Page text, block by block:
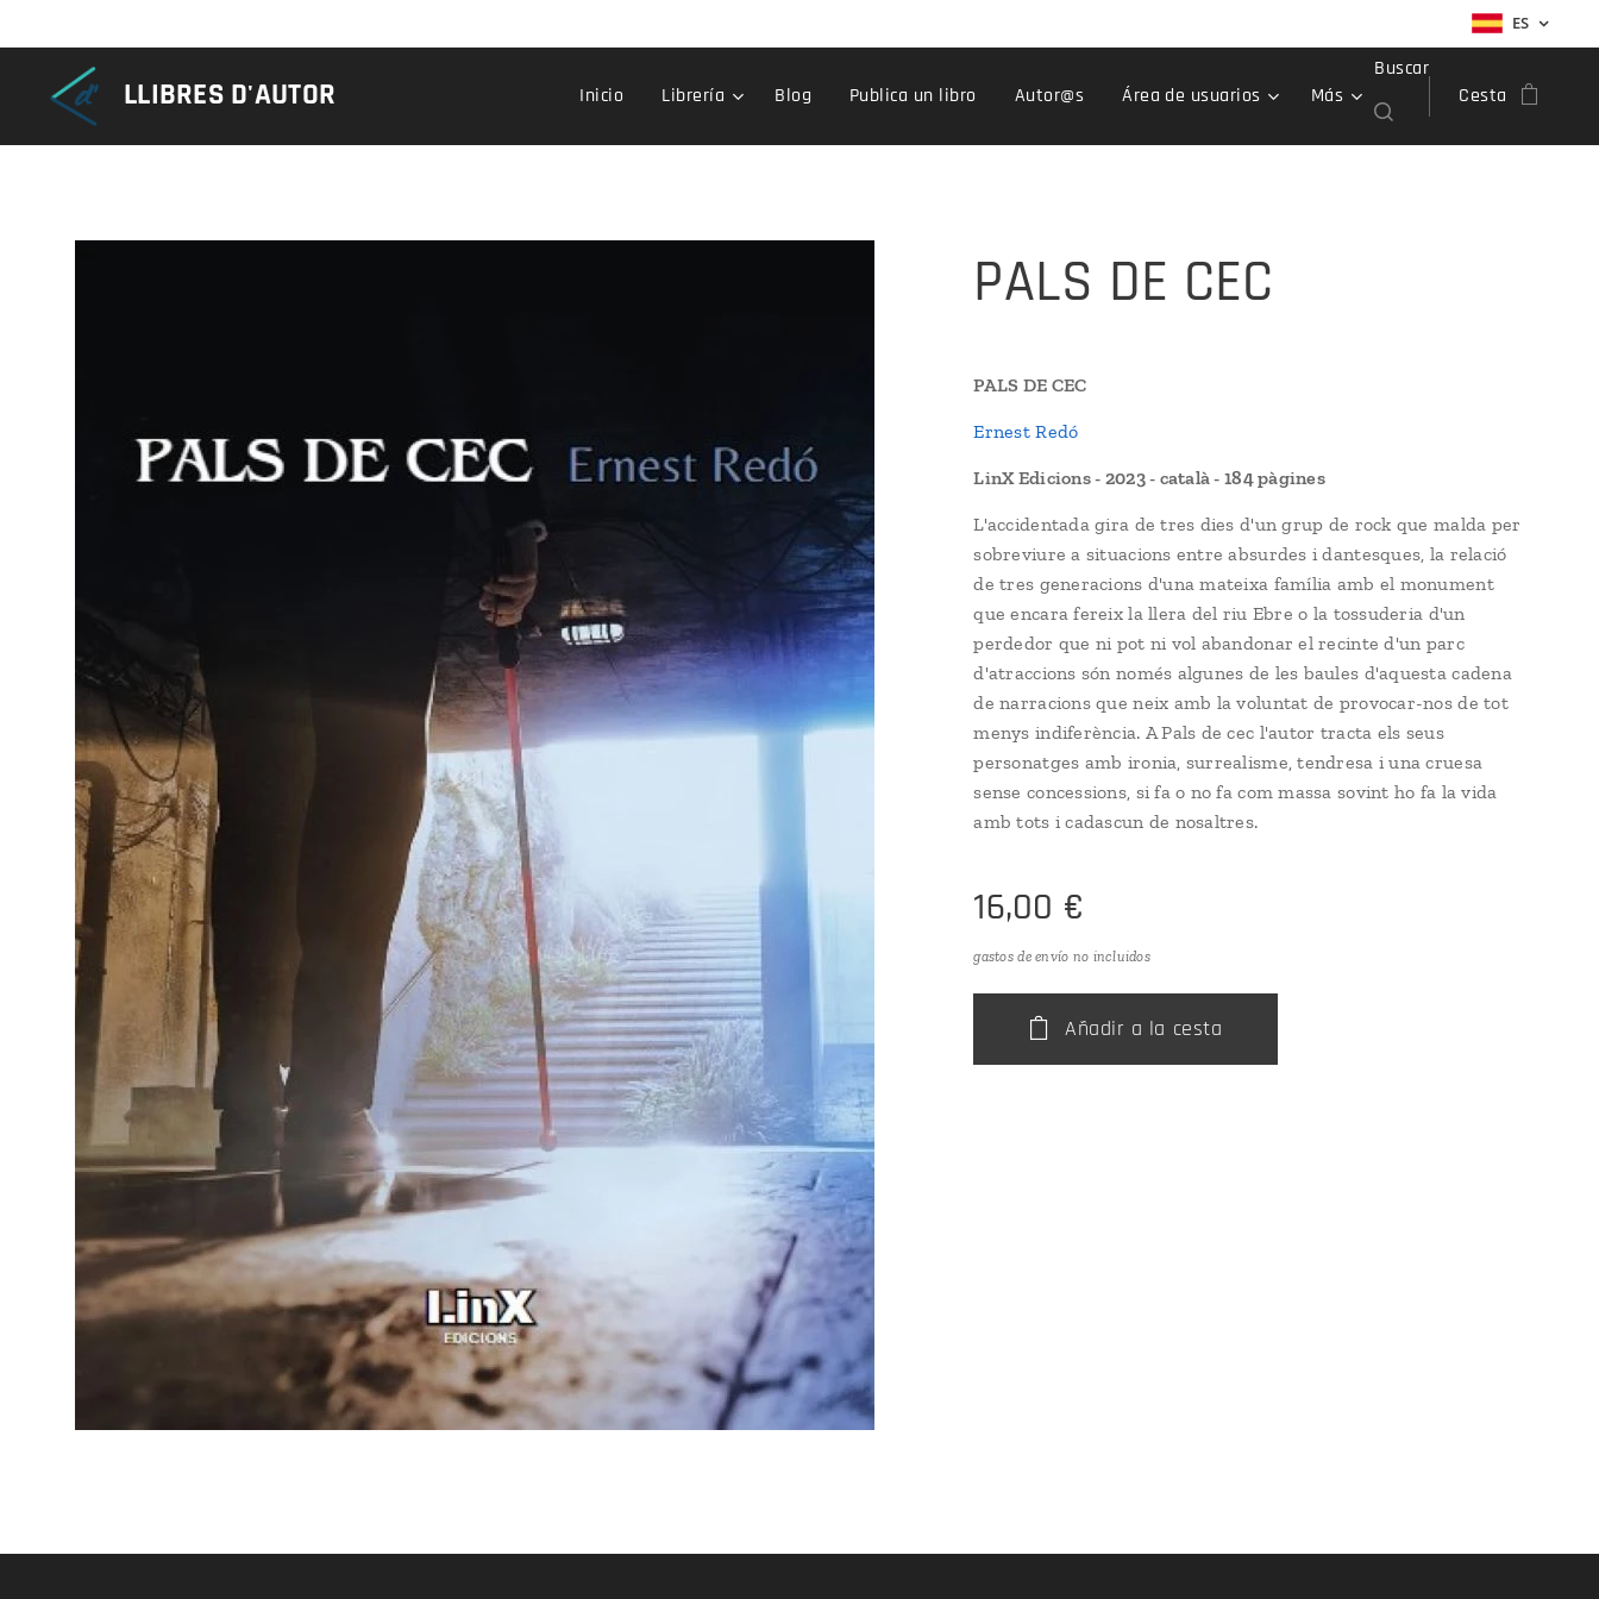
ES
LLIBRES D'AUTOR Inicio Librería Blog Publica un libro Autor@s Área de usuarios Más
Buscar
Cesta
PALS DE CEC
PALS DE CEC
Ernest Redó
LinX Edicions - 2023 - català - 184 pàgines
L'accidentada gira de tres dies d'un grup de rock que malda per
sobreviure a situacions entre absurdes i dantesques, la relació
de tres generacions d'una mateixa família amb el monument
que encara fereix la llera del riu Ebre o la tossuderia d'un
perdedor que ni pot ni vol abandonar el recinte d'un parc
d'atraccions són només algunes de les baules d'aquesta cadena
de narracions que neix amb la voluntat de provocar-nos de tot
menys indiferència. A Pals de cec l'autor tracta els seus
personatges amb ironia, surrealisme, tendresa i una cruesa
sense concessions, si fa o no fa com massa sovint ho fa la vida
amb tots i cadascun de nosaltres.
16,00 €
gastos de envío no incluidos
Añadir a la cesta